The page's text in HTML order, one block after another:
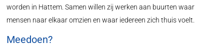
worden in Hattem. Samen willen zij werken aan buurten waar
mensen naar elkaar omzien en waar iedereen zich thuis voelt.
Meedoen?